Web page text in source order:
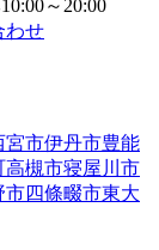
～20:00
わせ
宮市伊丹市豊能
高槻市寝屋川市
市四條畷市東大